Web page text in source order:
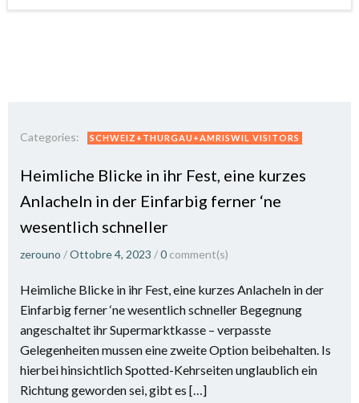
Categories: SCHWEIZ+THURGAU+AMRISWIL VISITORS
Heimliche Blicke in ihr Fest, eine kurzes
Anlacheln in der Einfarbig ferner ‘ne
wesentlich schneller
zerouno /Ottobre 4, 2023 /0 comment(s)
Heimliche Blicke in ihr Fest, eine kurzes Anlacheln in der
Einfarbig ferner ‘ne wesentlich schneller Begegnung
angeschaltet ihr Supermarktkasse – verpasste
Gelegenheiten mussen eine zweite Option beibehalten. Is
hierbei hinsichtlich Spotted-Kehrseiten unglaublich ein
Richtung geworden sei, gibt es […]